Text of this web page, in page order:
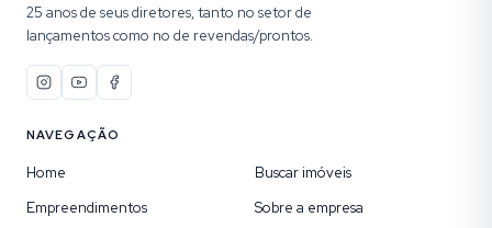
25 anos de seus diretores, tanto no setor de
lançamentos como no de revendas/prontos.
NAVEGAÇÃO
Home
Buscar imóveis
Empreendimentos
Sobre a empresa